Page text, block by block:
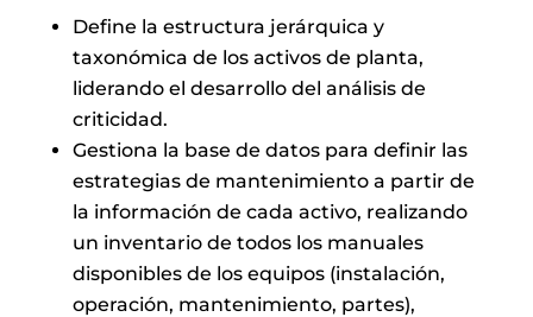
Define la estructura jerárquica y
taxonómica de los activos de planta,
liderando el desarrollo del análisis de
criticidad.
Gestiona la base de datos para definir las
estrategias de mantenimiento a partir de
la información de cada activo, realizando
un inventario de todos los manuales
disponibles de los equipos (instalación,
operación, mantenimiento, partes),